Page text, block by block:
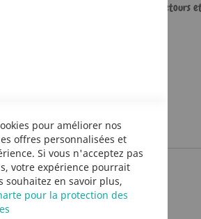
Retours
pour améliorer nos
offres personnalisées et
Si vous n'acceptez pas
votre expérience pourrait
souhaitez en savoir plus,
pour la protection des